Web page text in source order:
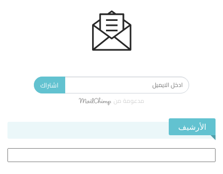
اشتراك
مدعومة من
الأرشيف